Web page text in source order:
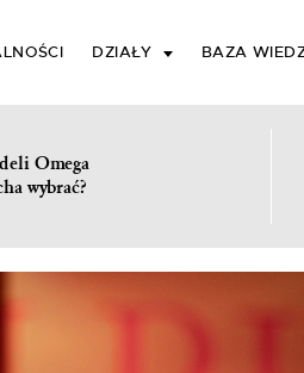
DZIAŁY BAZA
Omega
wybrać?